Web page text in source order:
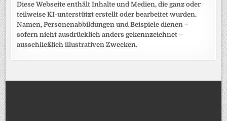
Diese Webseite enthält Inhalte und Medien, die ganz oder
teilweise KI-unterstützt erstellt oder bearbeitet wurden.
Namen, Personenabbildungen und Beispiele dienen –
sofern nicht ausdrücklich anders gekennzeichnet –
ausschließlich illustrativen Zwecken.